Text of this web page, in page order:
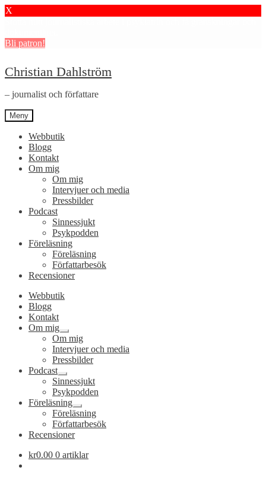
X
Bli patron!
Hoppa
till
navigering
Hoppa
till
innehåll
Christian Dahlström
– journalist och författare
Meny
Webbutik
Blogg
Kontakt
Om mig
Om mig
Intervjuer och media
Pressbilder
Podcast
Sinnessjukt
Psykpodden
Föreläsning
Föreläsning
Författarbesök
Recensioner
Webbutik
Blogg
Kontakt
Om mig
Expandera
undermeny
Om mig
Intervjuer och media
Pressbilder
Podcast
Expandera
undermeny
Sinnessjukt
Psykpodden
Föreläsning
Expandera
undermeny
Föreläsning
Författarbesök
Recensioner
kr0.00 0 artiklar